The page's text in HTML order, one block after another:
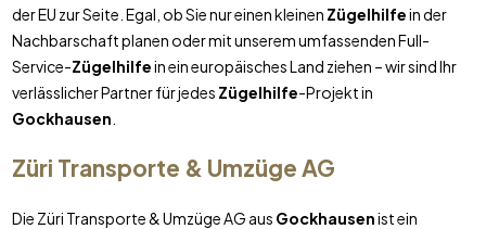
der EU zur Seite. Egal, ob Sie nur einen kleinen Zügelhilfein der
Nachbarschaft planen oder mit unserem umfassenden Full-
Service-Zügelhilfein ein europäisches Land ziehen – wir sind Ihr
verlässlicher Partner für jedes Zügelhilfe-Projekt in
Gockhausen
Züri Transporte & Umzüge AG
Die Züri Transporte & Umzüge AG aus Gockhausenist ein